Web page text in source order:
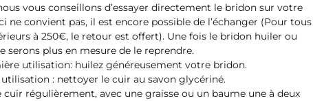
vous conseillons d’essayer directement le bridon sur votre
ne convient pas, il est encore possible de l’échanger (Pour tous
à 250€, le retour est offert). Une fois le bridon huiler ou
serons plus en mesure de le reprendre.
utilisation: huilez généreusement votre bridon.
utilisation : nettoyer le cuir au savon glycériné.
cuir régulièrement, avec une graisse ou un baume une à deux